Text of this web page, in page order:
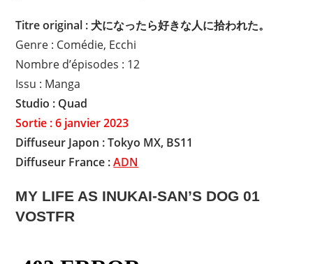
Titre original : 犬になったら好きな人に拾われた。
Genre : Comédie, Ecchi
Nombre d’épisodes : 12
Issu : Manga
Studio : Quad
Sortie : 6 janvier 2023
Diffuseur Japon : Tokyo MX, BS11
Diffuseur France :ADN
MY LIFE AS INUKAI-SAN’S DOG 01
VOSTFR